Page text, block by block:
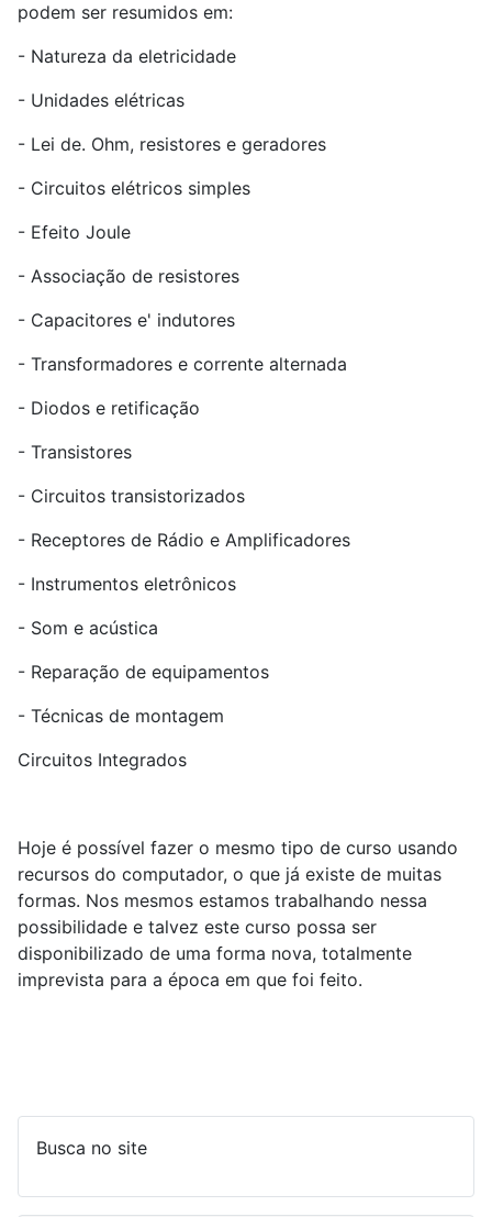
podem ser resumidos em:
- Natureza da eletricidade
- Unidades elétricas
- Lei de. Ohm, resistores e geradores
- Circuitos elétricos simples
- Efeito Joule
- Associação de resistores
- Capacitores e' indutores
- Transformadores e corrente alternada
- Diodos e retificação
- Transistores
- Circuitos transistorizados
- Receptores de Rádio e Amplificadores
- Instrumentos eletrônicos
- Som e acústica
- Reparação de equipamentos
- Técnicas de montagem
Circuitos Integrados
Hoje é possível fazer o mesmo tipo de curso usando
recursos do computador, o que já existe de muitas
formas. Nos mesmos estamos trabalhando nessa
possibilidade e talvez este curso possa ser
disponibilizado de uma forma nova, totalmente
imprevista para a época em que foi feito.
Busca no site